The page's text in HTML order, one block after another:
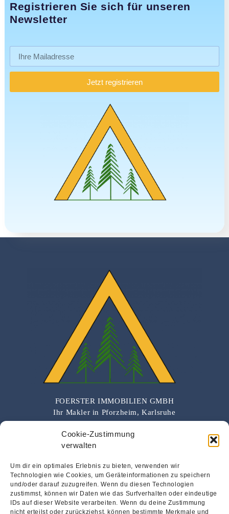
Cookie-Zustimmung
verwalten
Um dir ein optimales Erlebnis zu bieten, verwenden wir
Technologien wie Cookies, um Geräteinformationen zu speichern
und/oder darauf zuzugreifen. Wenn du diesen Technologien
zustimmst, können wir Daten wie das Surfverhalten oder eindeutige
IDs auf dieser Website verarbeiten. Wenn du deine Zustimmung
nicht erteilst oder zurückziehst, können bestimmte Merkmale und
Registrieren Sie sich für unseren
Newsletter
Jetzt registrieren
FOERSTER IMMOBILIEN GMBH
Ihr Makler in Pforzheim, Karlsruhe
und Umgebung
Schnellzugriff
Home